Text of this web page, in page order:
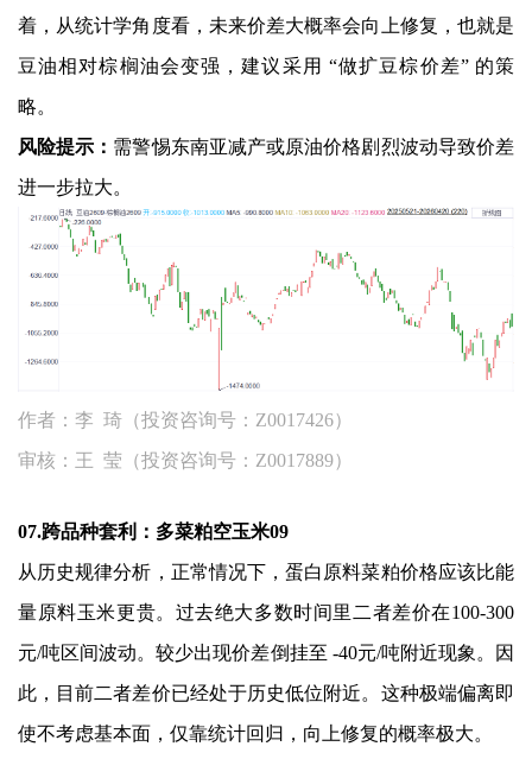
着，从统计学角度看，未来价差大概率会向上修复，也就是
豆油相对棕榈油会变强，建议采用 “做扩豆棕价差” 的策
略。
风险提示： 需警惕东南亚减产或原油价格剧烈波动导致价差
进一步拉大。
作者：李 琦（投资咨询号：Z0017426）
审核：王 莹（投资咨询号：Z0017889）
07.跨品种套利：多菜粕空玉米09
从历史规律分析，正常情况下，蛋白原料菜粕价格应该比能
量原料玉米更贵。过去绝大多数时间里二者差价在100-300
元/吨区间波动。较少出现价差倒挂至 -40元/吨附近现象。因
此，目前二者差价已经处于历史低位附近。这种极端偏离即
使不考虑基本面，仅靠统计回归，向上修复的概率极大。